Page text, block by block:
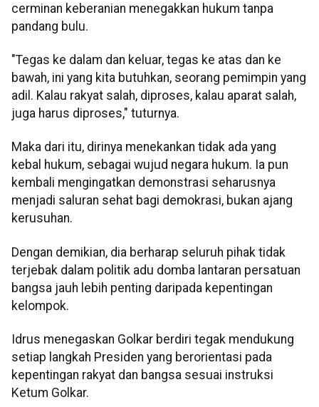
cerminan keberanian menegakkan hukum tanpa
pandang bulu.
"Tegas ke dalam dan keluar, tegas ke atas dan ke
bawah, ini yang kita butuhkan, seorang pemimpin yang
adil. Kalau rakyat salah, diproses, kalau aparat salah,
juga harus diproses," tuturnya.
Maka dari itu, dirinya menekankan tidak ada yang
kebal hukum, sebagai wujud negara hukum. Ia pun
kembali mengingatkan demonstrasi seharusnya
menjadi saluran sehat bagi demokrasi, bukan ajang
kerusuhan.
Dengan demikian, dia berharap seluruh pihak tidak
terjebak dalam politik adu domba lantaran persatuan
bangsa jauh lebih penting daripada kepentingan
kelompok.
Idrus menegaskan Golkar berdiri tegak mendukung
setiap langkah Presiden yang berorientasi pada
kepentingan rakyat dan bangsa sesuai instruksi
Ketum Golkar.